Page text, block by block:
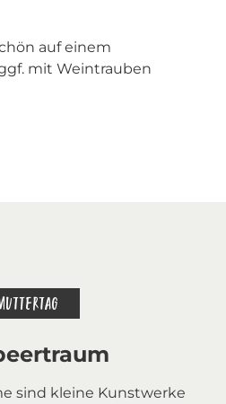
auf einem
mit Weintrauben
sind kleine Kunstwerke